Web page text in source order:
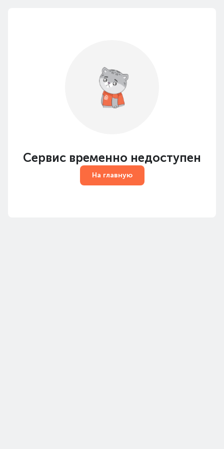
Сервис временно недоступен
На главную